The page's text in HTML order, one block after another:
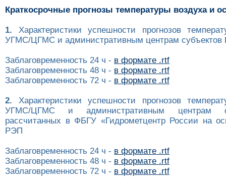
Краткосрочные прогнозы температуры воздуха и
1. Характеристики успешности прогнозов
УГМС/ЦГМС и административным центрам субъектов
Заблаговременность 24 ч - в формате .rtf
Заблаговременность 48 ч - в формате .rtf
Заблаговременность 72 ч - в формате .rtf
2. Характеристики успешности прогнозов
УГМС/ЦГМС и административным центрам
рассчитанных в ФБГУ «Гидрометцентр России на
РЭП
Заблаговременность 24 ч - в формате .rtf
Заблаговременность 48 ч - в формате .rtf
Заблаговременность 72 ч - в формате .rtf